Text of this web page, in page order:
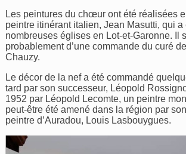
Les peintures du chœur ont été réalisées
peintre itinérant italien, Jean Masutti, qui a
nombreuses églises en Lot-et-Garonne. Il
probablement d’une commande du curé
Chauzy.
Le décor de la nef a été commandé
tard par son successeur, Léopold
1952 par Léopold Lecomte, un peintre
peut-être été amené dans la région par
peintre d’Auradou, Louis Lasbouygues.